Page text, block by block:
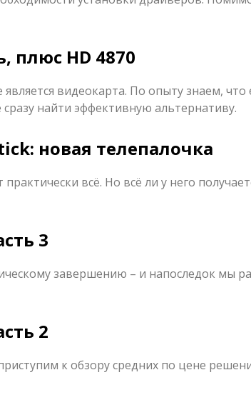
плюс HD 4870
видеокарта. По опыту знаем, что
найти эффективную альтернативу.
новая телепалочка
всё. Но всё ли у него
3
завершению – и напоследок мы
2
к обзору средних по цене